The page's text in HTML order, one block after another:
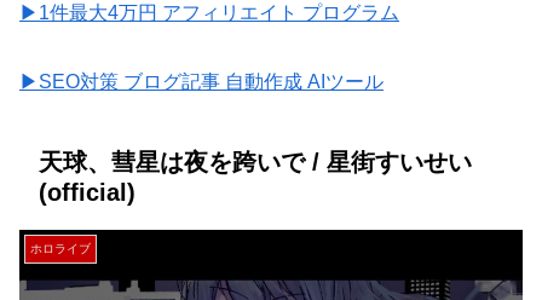
▶1件最大4万円 アフィリエイト プログラム
▶SEO対策 ブログ記事 自動作成 AIツール
天球、彗星は夜を跨いで / 星街すいせい
(official)
ホロライブ